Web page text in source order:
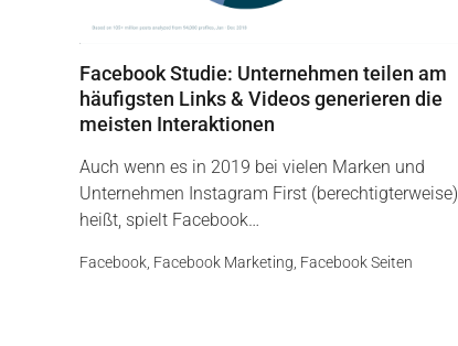
Facebook Studie: Unternehmen teilen am
häufigsten Links & Videos generieren die
meisten Interaktionen
Auch wenn es in 2019 bei vielen Marken und
Unternehmen Instagram First (berechtigterweise)
heißt, spielt Facebook…
Facebook Facebook Marketing Facebook Seiten